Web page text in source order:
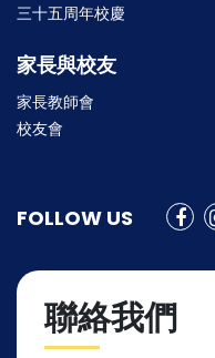
三十五周年校慶
家長與校友
家長教師會
校友會
FOLLOW US
聯絡我們